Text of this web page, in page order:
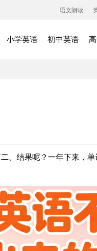
语文朗读
小学英语 初中英语
。结果呢？一年下来，